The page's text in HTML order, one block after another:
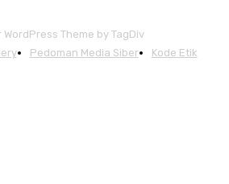
Theme by TagDiv
Pedoman Media Siber Kode Etik